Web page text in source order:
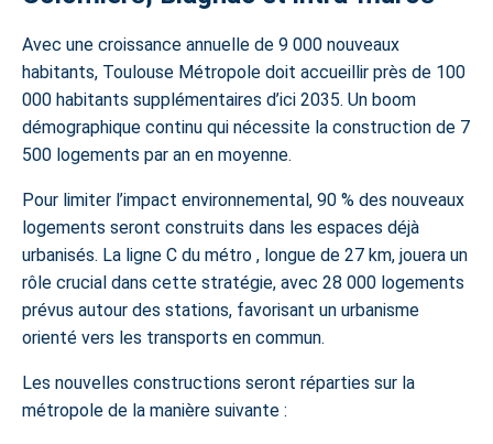
Avec une croissance annuelle de 9 000 nouveaux
habitants, Toulouse Métropole doit accueillir près de 100
000 habitants supplémentaires d’ici 2035. Un boom
démographique continu qui nécessite la construction de 7
500 logements par an en moyenne.
Pour limiter l’impact environnemental, 90 % des nouveaux
logements seront construits dans les espaces déjà
urbanisés. La ligne C du métro , longue de 27 km, jouera un
rôle crucial dans cette stratégie, avec 28 000 logements
prévus autour des stations, favorisant un urbanisme
orienté vers les transports en commun.
Les nouvelles constructions seront réparties sur la
métropole de la manière suivante :